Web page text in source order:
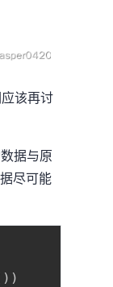
该再讨
据与原
尽可能
) )